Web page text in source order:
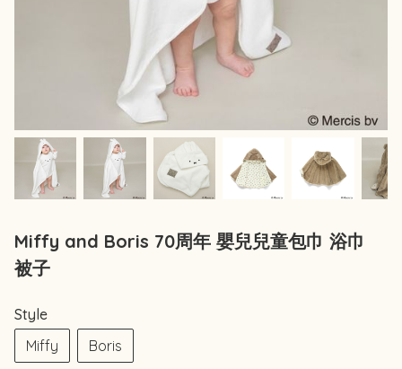
Miffy and Boris 70周年 嬰兒兒童包巾 浴巾
被子
Style
Miffy
Boris